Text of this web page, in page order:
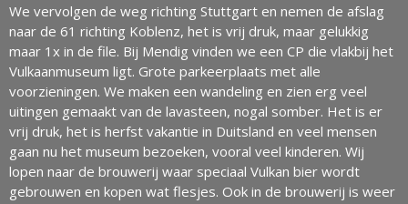
We vervolgen de weg richting Stuttgart en nemen de afslag
naar de 61 richting Koblenz, het is vrij druk, maar gelukkig
maar 1x in de file. Bij Mendig vinden we een CP die vlakbij het
Vulkaanmuseum ligt. Grote parkeerplaats met alle
voorzieningen. We maken een wandeling en zien erg veel
uitingen gemaakt van de lavasteen, nogal somber. Het is er
vrij druk, het is herfst vakantie in Duitsland en veel mensen
gaan nu het museum bezoeken, vooral veel kinderen. Wij
lopen naar de brouwerij waar speciaal Vulkan bier wordt
gebrouwen en kopen wat flesjes. Ook in de brouwerij is weer